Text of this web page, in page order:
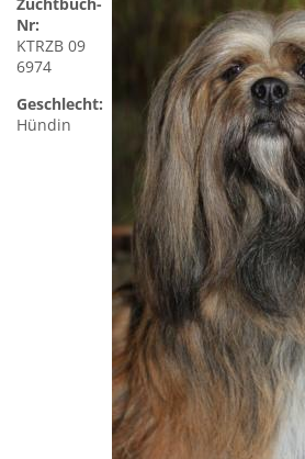
Nr:
KTRZB 09
6974
Geschlecht:
Hündin